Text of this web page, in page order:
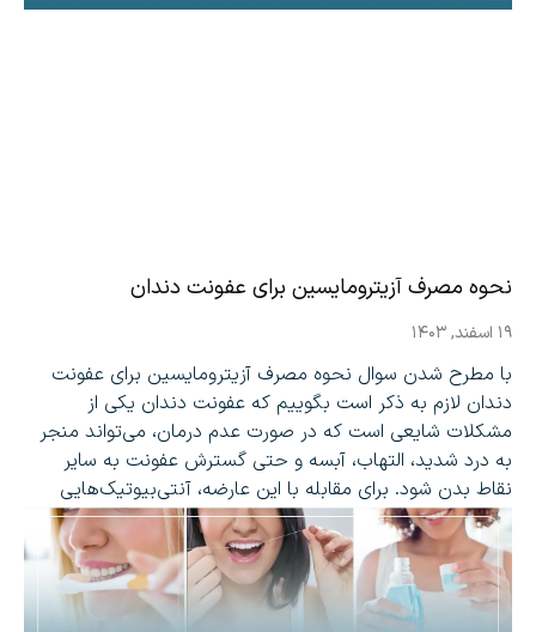
نحوه مصرف آزیترومایسین برای عفونت دندان
۱۹ اسفند, ۱۴۰۳
با مطرح شدن سوال نحوه مصرف آزیترومایسین برای عفونت
دندان لازم به ذکر است بگوییم که عفونت دندان یکی از
مشکلات شایعی است که در صورت عدم درمان، می‌تواند منجر
به درد شدید، التهاب، آبسه و حتی گسترش عفونت به سایر
نقاط بدن شود. برای مقابله با این عارضه، آنتی‌بیوتیک‌هایی